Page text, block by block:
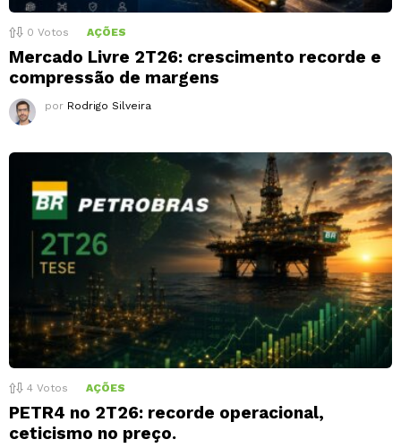
0 Votos AÇÕES
Mercado Livre 2T26: crescimento recorde e
compressão de margens
por Rodrigo Silveira
4 Votos AÇÕES
PETR4 no 2T26: recorde operacional,
ceticismo no preço.